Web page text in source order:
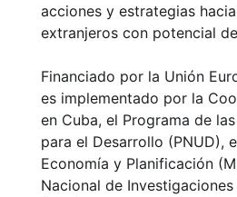
acciones y estrategias
extranjeros con potencial
Financiado por la Unión
es implementado por la
en Cuba, el Programa de
para el Desarrollo (PNUD),
Economía y Planificación
Nacional de